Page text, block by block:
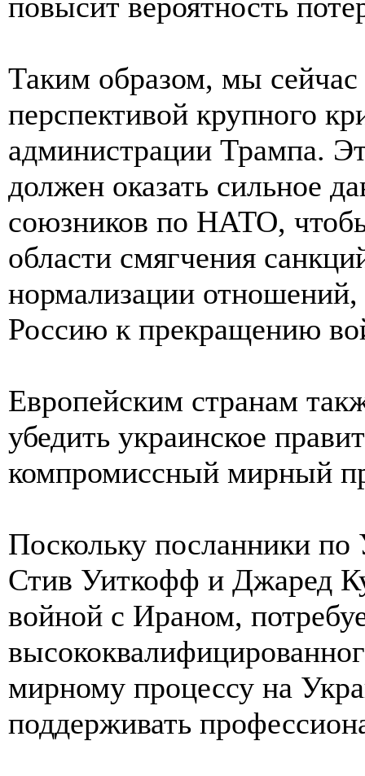
Таким образом, мы сейчас
перспективой крупного
администрации Трампа.
должен оказать сильное
союзников по НАТО,
области смягчения
нормализации
Россию к прекращению
Европейским странам
убедить украинское
компромиссный мирный
Поскольку посланники
Стив Уиткофф и Джаред
войной с Ираном,
мирному процессу на
поддерживать